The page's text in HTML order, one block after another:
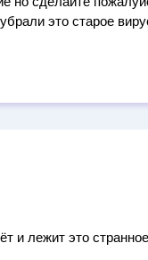
это старое
и лежит это